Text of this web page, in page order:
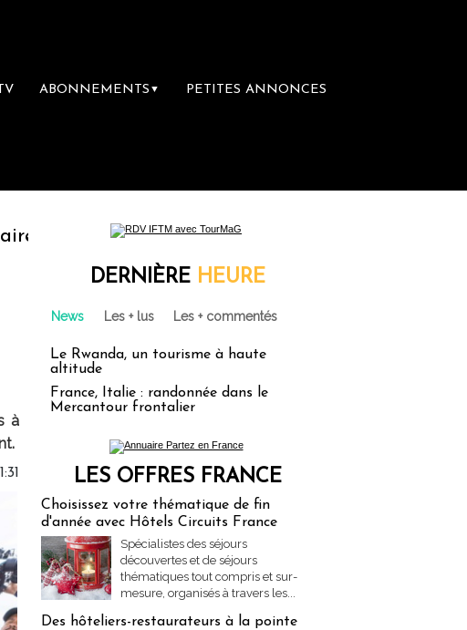
TV ABONNEMENTS ▼ PETITES ANNONCES
librairie du voyage
à
DERNIÈRE HEURE
News Les + lus Les + commentés
Le Rwanda, un tourisme à haute
altitude
France, Italie : randonnée dans le
Mercantour frontalier
LES OFFRES FRANCE
Choisissez votre thématique de fin
d'année avec Hôtels Circuits France
Spécialistes des séjours
découvertes et de séjours
thématiques tout compris et sur-
mesure, organisés à travers les...
Des hôteliers-restaurateurs à la pointe